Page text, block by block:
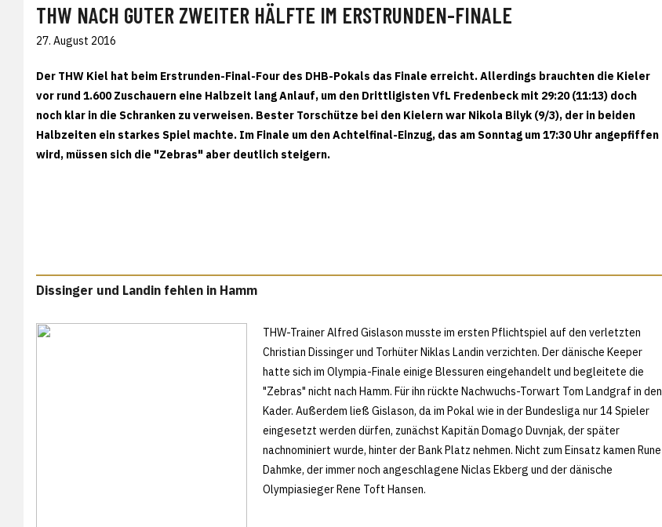
THW NACH GUTER ZWEITER HÄLFTE IM ERSTRUNDEN-FINALE
27. August 2016
Der THW Kiel hat beim Erstrunden-Final-Four des DHB-Pokals das Finale erreicht. Allerdings brauchten die Kieler
vor rund 1.600 Zuschauern eine Halbzeit lang Anlauf, um den Drittligisten VfL Fredenbeck mit 29:20 (11:13) doch
noch klar in die Schranken zu verweisen. Bester Torschütze bei den Kielern war Nikola Bilyk (9/3), der in beiden
Halbzeiten ein starkes Spiel machte. Im Finale um den Achtelfinal-Einzug, das am Sonntag um 17:30 Uhr angepfiffen
wird, müssen sich die "Zebras" aber deutlich steigern.
Dissinger und Landin fehlen in Hamm
THW-Trainer Alfred Gislason musste im ersten Pflichtspiel auf den verletzten
Christian Dissinger und Torhüter Niklas Landin verzichten. Der dänische Keeper
hatte sich im Olympia-Finale einige Blessuren eingehandelt und begleitete die
"Zebras" nicht nach Hamm. Für ihn rückte Nachwuchs-Torwart Tom Landgraf in den
Kader. Außerdem ließ Gislason, da im Pokal wie in der Bundesliga nur 14 Spieler
eingesetzt werden dürfen, zunächst Kapitän Domago Duvnjak, der später
nachnominiert wurde, hinter der Bank Platz nehmen. Nicht zum Einsatz kamen Rune
Dahmke, der immer noch angeschlagene Niclas Ekberg und der dänische
Olympiasieger Rene Toft Hansen.